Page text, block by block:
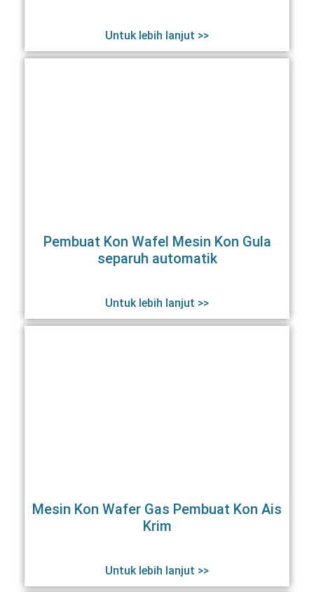
Untuk lebih lanjut >>
Pembuat Kon Wafel Mesin Kon Gula
separuh automatik
Untuk lebih lanjut >>
Mesin Kon Wafer Gas Pembuat Kon Ais
Krim
Untuk lebih lanjut >>